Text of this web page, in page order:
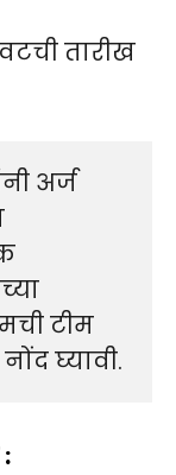
तारीख
अर्ज
टीम
घ्यावी.